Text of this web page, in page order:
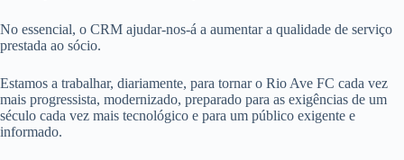
No essencial, o CRM ajudar-nos-á a aumentar a qualidade de serviço
prestada ao sócio.
Estamos a trabalhar, diariamente, para tornar o Rio Ave FC cada vez
mais progressista, modernizado, preparado para as exigências de um
século cada vez mais tecnológico e para um público exigente e
informado.